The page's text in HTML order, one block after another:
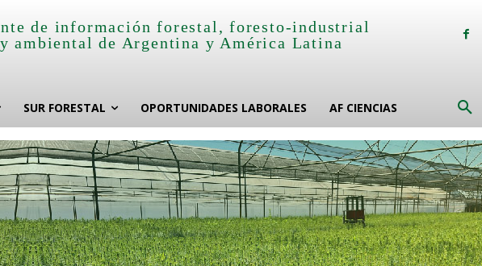
de información forestal, foresto-industrial
y ambiental de Argentina y América Latina
SUR FORESTAL OPORTUNIDADES LABORALES AF CIENCIAS